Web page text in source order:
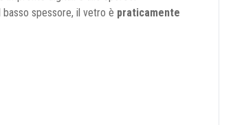
spessore, il vetro è praticamente